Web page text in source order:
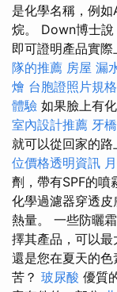
是化學名稱，例
烷。 Down博士說
即可證明產品實際
隊的推薦 房屋 漏
燴 台胞證照片規
體驗 如果臉上有
室內設計推薦 牙橋
就可以從回家的路
位價格透明資訊
劑，帶有SPF的噴
化學過濾器穿透
熱量。 一些防曬
擇其產品，可以最
還是您在夏天的
苦？ 玻尿酸 優質